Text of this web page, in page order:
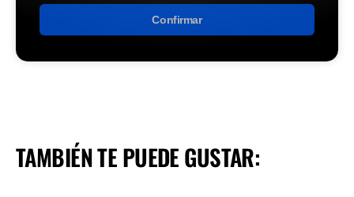
Confirmar
TAMBIÉN TE PUEDE GUSTAR: